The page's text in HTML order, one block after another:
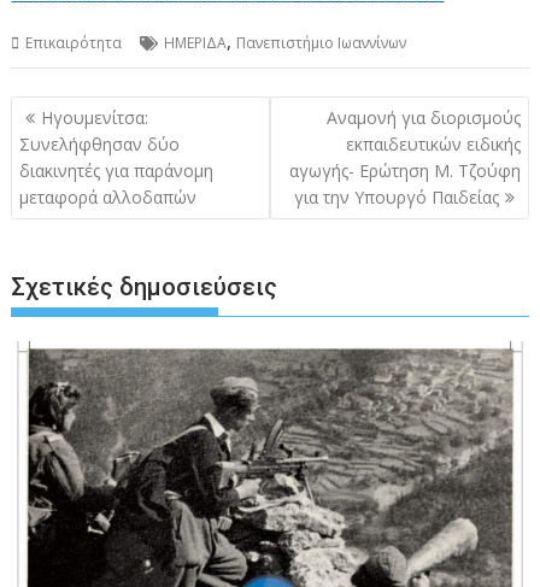
Επικαιρότητα ΗΜΕΡΙΔΑ, Πανεπιστήμιο Ιωαννίνων
Πλοήγηση
άρθρων
Ηγουμενίτσα:
Συνελήφθησαν δύο
διακινητές για παράνομη
μεταφορά αλλοδαπών
Αναμονή για διορισμούς
εκπαιδευτικών ειδικής
αγωγής- Ερώτηση Μ. Τζούφη
για την Υπουργό Παιδείας
Σχετικές δημοσιεύσεις